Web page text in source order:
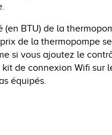
(en BTU) de la
de la thermopompe
si vous ajoutez le
de connexion Wifi sur
équipés.